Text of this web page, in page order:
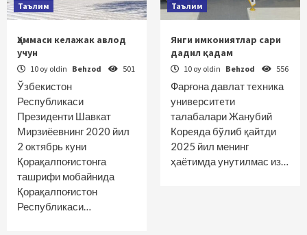
Таълим
Ҳаммаси келажак авлод
учун
10 oy oldin Behzod 501
Ўзбекистон
Республикаси
Президенти Шавкат
Мирзиёевнинг 2020 йил
2 октябрь куни
Қорақалпоғистонга
ташрифи мобайнида
Қорақалпоғистон
Республикаси…
Таълим
Янги имкониятлар сари
дадил қадам
10 oy oldin Behzod 556
Фарғона давлат тeхника
унивeрситeти
талабалари Жанубий
Корeяда бўлиб қайтди
2025 йил менинг
ҳаётимда унутилмас из…